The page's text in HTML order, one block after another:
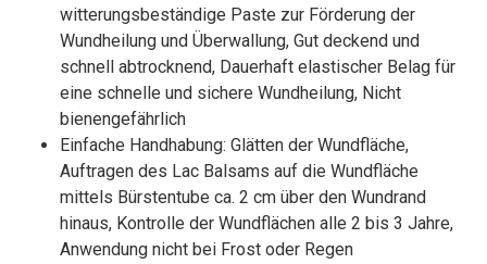
witterungsbeständige Paste zur Förderung der
Wundheilung und Überwallung, Gut deckend und
schnell abtrocknend, Dauerhaft elastischer Belag für
eine schnelle und sichere Wundheilung, Nicht
bienengefährlich
Einfache Handhabung: Glätten der Wundfläche,
Auftragen des Lac Balsams auf die Wundfläche
mittels Bürstentube ca. 2 cm über den Wundrand
hinaus, Kontrolle der Wundflächen alle 2 bis 3 Jahre,
Anwendung nicht bei Frost oder Regen